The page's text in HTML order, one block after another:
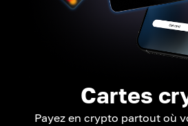
Cartes
Payez en crypto partout où